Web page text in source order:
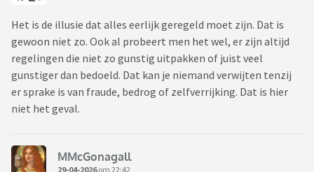
Het is de illusie dat alles eerlijk geregeld moet zijn. Dat is
gewoon niet zo. Ook al probeert men het wel, er zijn altijd
regelingen die niet zo gunstig uitpakken of juist veel
gunstiger dan bedoeld. Dat kan je niemand verwijten tenzij
er sprake is van fraude, bedrog of zelfverrijking. Dat is hier
niet het geval.
MMcGonagall
29-04-2026om 22:42